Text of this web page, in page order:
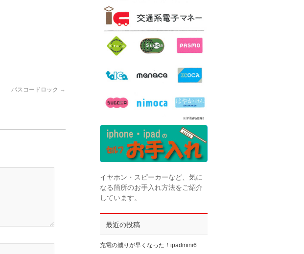
パスコードロック →
イヤホン・スピーカーなど、気に
なる箇所のお手入れ方法をご紹介
しています。
最近の投稿
充電の減りが早くなった！ipadmini6